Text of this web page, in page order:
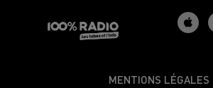
MENTIONS LÉGALES